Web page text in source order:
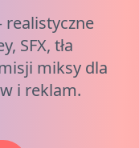
SFX, tła
miksy dla
i reklam.